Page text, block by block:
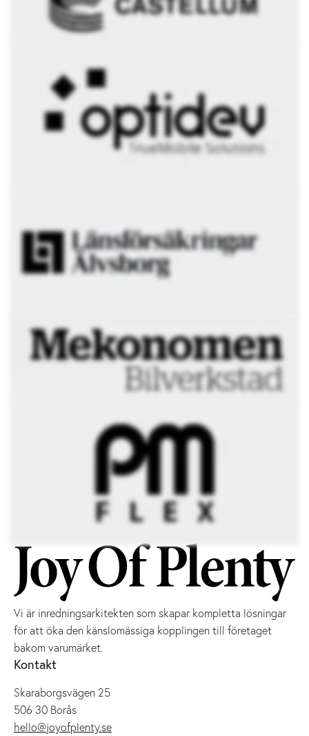
Vi är inredningsarkitekten som skapar kompletta lösningar
för att öka den känslomässiga kopplingen till företaget
bakom varumärket.
Kontakt
Skaraborgsvägen 25
506 30 Borås
hello@joyofplenty.se